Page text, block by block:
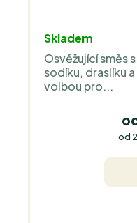
Skladem
Osvěžující směs
sodíku, draslíku
volbou pro...
od